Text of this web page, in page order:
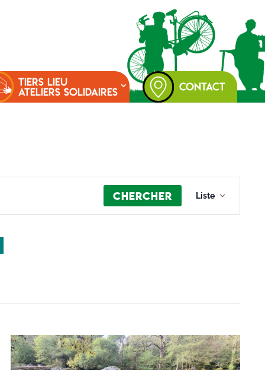
TIERS LIEU
ATELIERS SOLIDAIRES
CONTACT
Chercher
de
vues
Liste